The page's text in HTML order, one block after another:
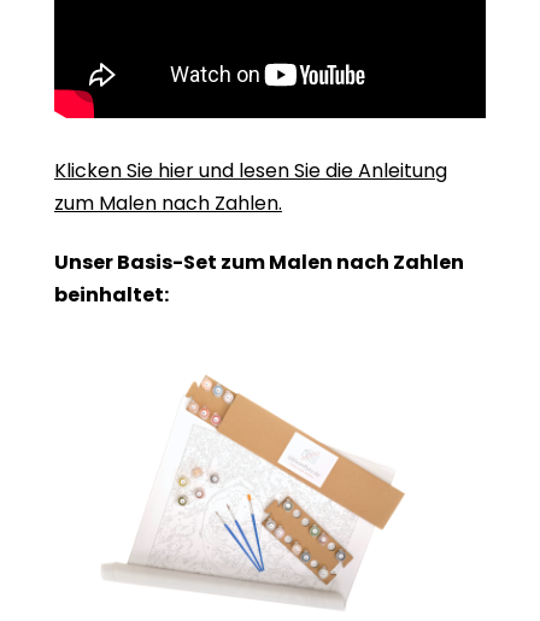
Klicken Sie hier und lesen Sie die Anleitung
zum Malen nach Zahlen.
Unser Basis-Set zum Malen nach Zahlen
beinhaltet: